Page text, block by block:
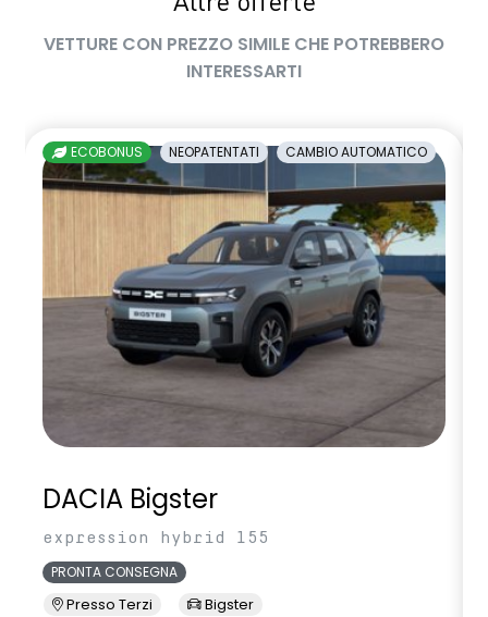
VETTURE CON PREZZO SIMILE CHE POTREBBERO
INTERESSARTI
ECOBONUS NEOPATENTATI CAMBIO AUTOMATICO
DACIA Bigster
expression hybrid 155
PRONTA CONSEGNA
Presso Terzi Bigster